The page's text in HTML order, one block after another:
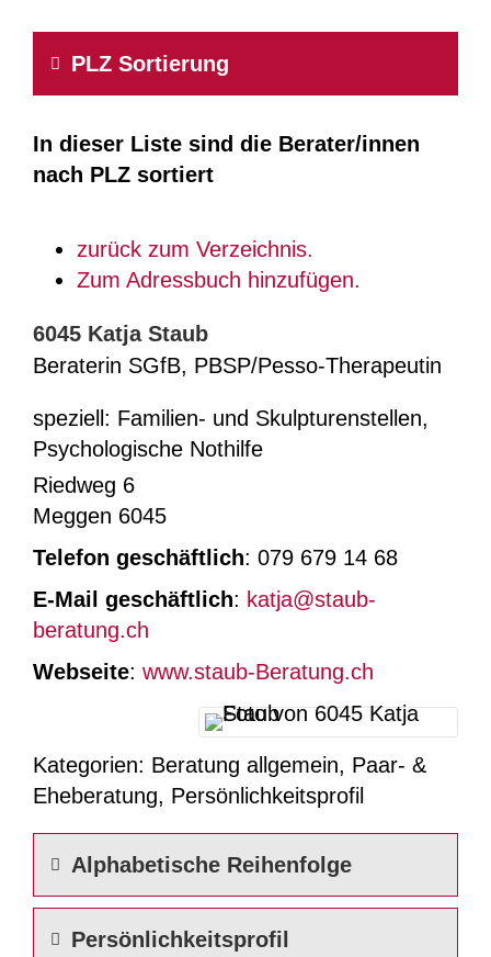
PLZ Sortierung
In dieser Liste sind die Berater/innen
nach PLZ sortiert
zurück zum Verzeichnis.
Zum Adressbuch hinzufügen.
6045 Katja Staub
Beraterin SGfB, PBSP/Pesso-Therapeutin
speziell: Familien- und Skulpturenstellen,
Psychologische Nothilfe
Riedweg 6
Meggen 6045
Telefon geschäftlich: 079 679 14 68
E-Mail geschäftlich: katja@staub-
beratung.ch
Webseite: www.staub-Beratung.ch
Kategorien: Beratung allgemein, Paar- &
Eheberatung, Persönlichkeitsprofil
Alphabetische Reihenfolge
Persönlichkeitsprofil